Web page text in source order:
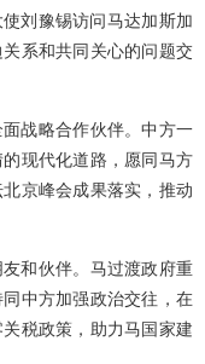
刘豫锡访问马达加斯加
系和共同关心的问题交
战略合作伙伴。中方一
现代化道路，愿同马方
京峰会成果落实，推动
和伙伴。马过渡政府重
中方加强政治交往，在
税政策，助力马国家建